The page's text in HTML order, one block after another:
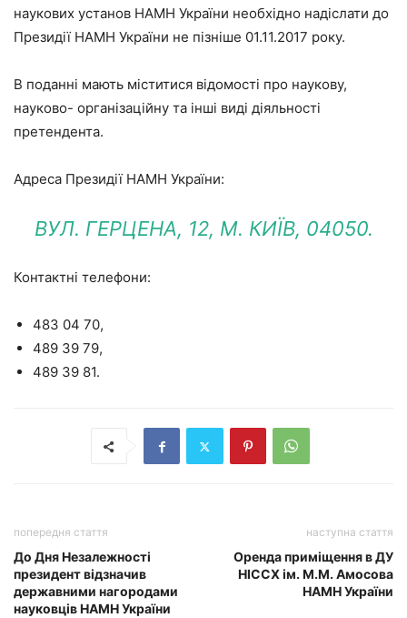
наукових установ НАМН України необхідно надіслати до
Президії НАМН України не пізніше 01.11.2017 року.
В поданні мають міститися відомості про наукову,
науково- організаційну та інші виді діяльності
претендента.
Адреса Президії НАМН України:
ВУЛ. ГЕРЦЕНА, 12, М. КИЇВ, 04050.
Контактні телефони:
483 04 70,
489 39 79,
489 39 81.
попередня стаття
До Дня Незалежності
президент відзначив
державними нагородами
науковців НАМН України
наступна стаття
Оренда приміщення в ДУ
НІССХ ім. М.М. Амосова
НАМН України